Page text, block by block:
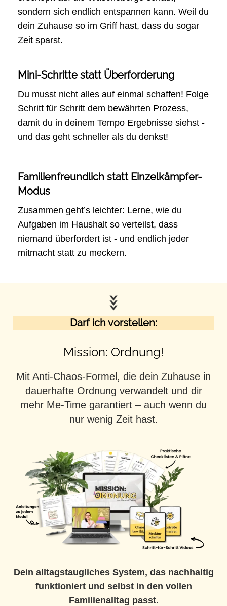
sondern sich endlich entspannen kann. Weil du
dein Zuhause so im Griff hast, dass du sogar
Zeit sparst.
Mini-Schritte statt Überforderung
Du musst nicht alles auf einmal schaffen! Folge
Schritt für Schritt dem bewährten Prozess,
damit du in deinem Tempo Ergebnisse siehst -
und das geht schneller als du denkst!
Familienfreundlich statt Einzelkämpfer-
Modus
Zusammen geht’s leichter: Lerne, wie du
Aufgaben im Haushalt so verteilst, dass
niemand überfordert ist - und endlich jeder
mitmacht statt zu meckern.
Darf ich vorstellen:
Mission: Ordnung!
Mit Anti-Chaos-Formel, die dein Zuhause in
dauerhafte Ordnung verwandelt und dir
mehr Me-Time garantiert – auch wenn du
nur wenig Zeit hast.
Dein alltagstaugliches System, das nachhaltig
funktioniert und selbst in den vollen
Familienalltag passt.